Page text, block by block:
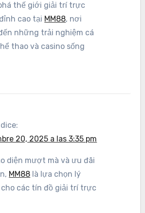
thế giới giải trí trực
cao tại MM88, nơi
những trải nghiệm cá
thao và casino sống
dice:
20, 2025 a las 3:35 pm
diện mượt mà và ưu đãi
MM88 là lựa chọn lý
các tín đồ giải trí trực